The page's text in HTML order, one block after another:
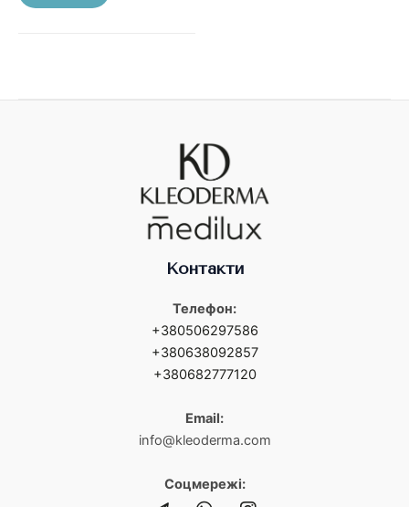
Контакти
Телефон:
+380506297586
+380638092857
+380682777120
Email:
info@kleoderma.com
Соцмережі: